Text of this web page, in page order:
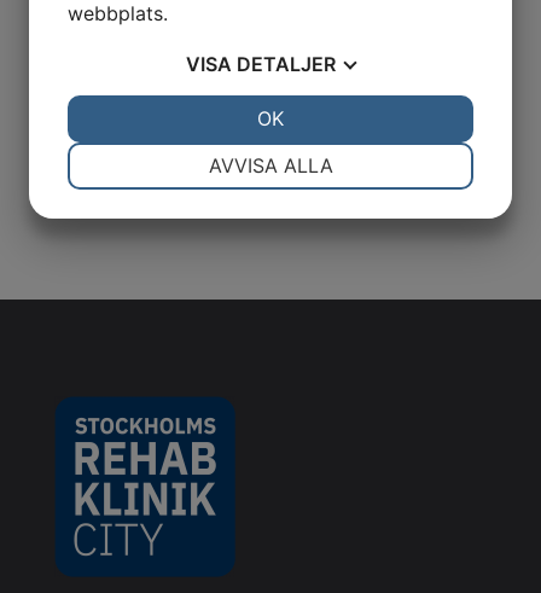
 Telefonbokning
08 - 640 00 60
webbplats.
VISA DETALJER
AVVISA ALLA
OK